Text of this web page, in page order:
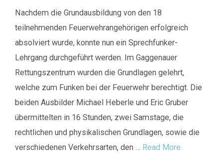
Nachdem die Grundausbildung von den 18
teilnehmenden Feuerwehrangehörigen erfolgreich
absolviert wurde, konnte nun ein Sprechfunker-
Lehrgang durchgeführt werden. Im Gaggenauer
Rettungszentrum wurden die Grundlagen gelehrt,
welche zum Funken bei der Feuerwehr berechtigt. Die
beiden Ausbilder Michael Heberle und Eric Gruber
übermittelten in 16 Stunden, zwei Samstage, die
rechtlichen und physikalischen Grundlagen, sowie die
verschiedenen Verkehrsarten, den … Read More